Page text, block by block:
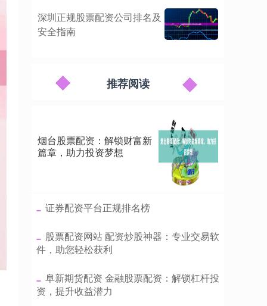
深圳正规股票配资公司排名及
安全指南
推荐阅读
烟台股票配资：解锁财富新
篇章，助力投资梦想
​证券配资平台正规排名榜
​股票配资网站 配资炒股神器：专业交易软
件，助您轻松获利
​阜新期货配资 金融股票配资：解锁杠杆投
资，提升收益潜力